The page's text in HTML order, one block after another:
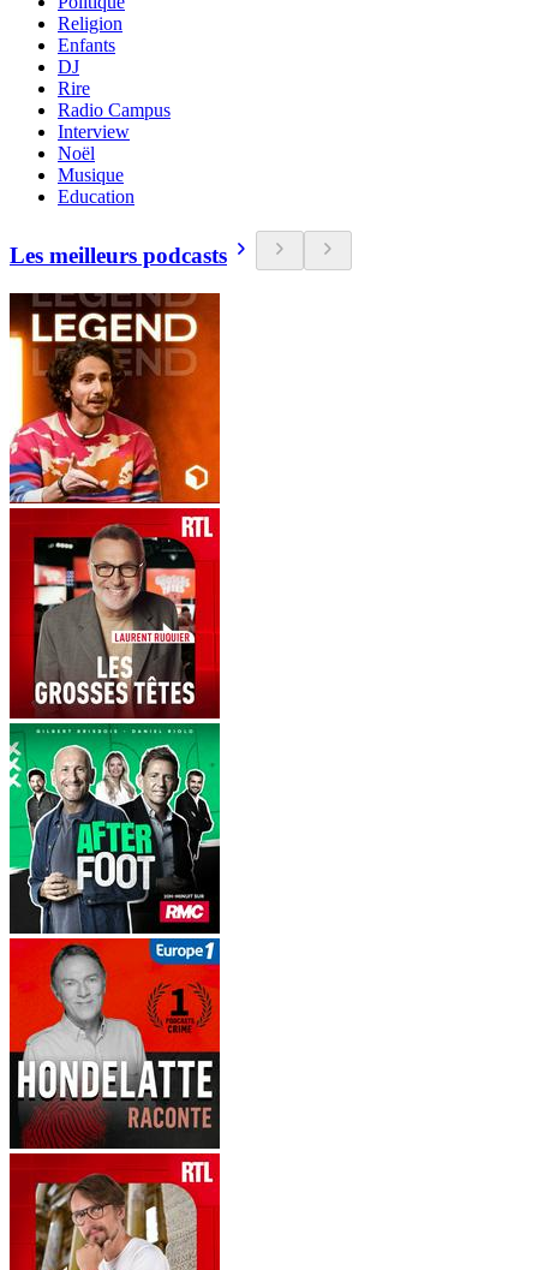
Religion
Enfants
DJ
Rire
Radio Campus
Interview
Noël
Musique
Education
Les meilleurs podcasts